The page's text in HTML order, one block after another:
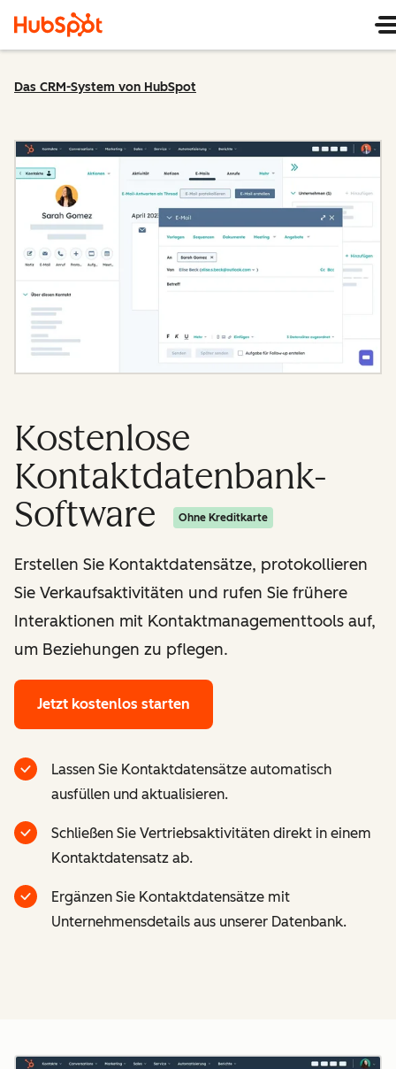
Das CRM-System von HubSpot
Kostenlose
Kontaktdatenbank-
Software
Ohne Kreditkarte
Erstellen Sie Kontaktdatensätze, protokollieren
Sie Verkaufsaktivitäten und rufen Sie frühere
Interaktionen mit Kontaktmanagementtools auf,
um Beziehungen zu pflegen.
Jetzt kostenlos starten
Lassen Sie Kontaktdatensätze automatisch
ausfüllen und aktualisieren.
Schließen Sie Vertriebsaktivitäten direkt in einem
Kontaktdatensatz ab.
Ergänzen Sie Kontaktdatensätze mit
Unternehmensdetails aus unserer Datenbank.